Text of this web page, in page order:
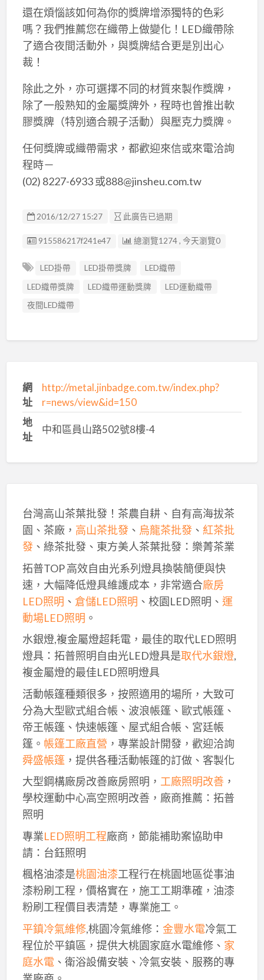
還在煩惱該如何為你的獎牌增添獨特的色彩
嗎？我們推薦您在織帶上做變化！LED織帶除
了適合夜間活動外，與獎牌結合更是別出心
裁！
除此之外，亦可選擇不同的材質來製作獎牌，
除了一般熟知的金屬獎牌外，程時也曾推出軟
膠獎牌（特別適合親子活動）與壓克力獎牌。
任何獎牌或織帶需求，都歡迎來信或來電洽詢
程時－
(02) 8227-6933 或888@jinsheu.com.tw
2016/12/27 15:27 此廣告已過期
廣告编號
915586217f241e47 總瀏覽1274 , 今天瀏覽0
LED掛帶 LED掛帶獎牌
LED織帶
LED織帶獎牌
LED織帶運動獎牌
LED運動織帶
夜間LED織帶
網
址
http://metal.jinbadge.com.tw/index.php?
r=news/view&id=150
地
址
中和區員山路502號8樓-4
台灣高山茶葉批發！茶農自耕、自有高海拔茶
園、茶廠， 高山茶批發、 烏龍茶批發、 紅茶批
發、綠茶批發、東方美人茶葉批發：樂菁茶業
拓普TOP 高效自由光系列燈具換裝簡便與快
速，大幅降低燈具維護成本，非常適合廠房
LED照明 、 倉儲LED照明 、校園LED照明、 運
動場LED照明 。
水銀燈,複金屬燈超耗電，最佳的取代LED照明
燈具：拓普照明自由光LED燈具是取代水銀燈,
複金屬燈的最佳LED照明燈具
活動帳篷種類很多，按照適用的場所，大致可
分為大型歐式組合帳、波浪帳篷、歐式帳篷、
帝王帳篷、快速帳篷、屋式組合帳、宮廷帳
篷。 帳篷工廠直營 ，專業設計開發，歡迎洽詢
舜盛帳篷，提供各種活動帳篷的訂做、客製化
大型鋼構廠房改善廠房照明， 工廠照明改善，
學校運動中心高空照明改善，廠商推薦：拓普
照明
專業LED照明工程廠商，節能補助案協助申
請：台鈺照明
楓格油漆是桃園油漆工程行在桃園地區從事油
漆粉刷工程，價格實在，施工工期準確，油漆
粉刷工程價目表清楚，專業施工。
平鎮冷氣維修,桃園冷氣維修： 金豐水電冷氣工
程位於平鎮區，提供大桃園家庭水電維修、 家
庭水電、衛浴設備安裝、冷氣安裝、服務的專